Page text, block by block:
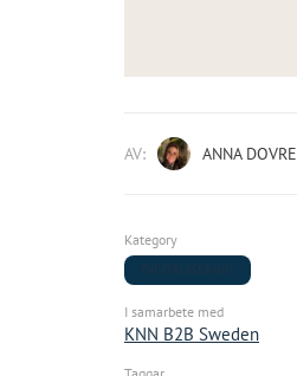
AV: ANNA DOVRE
Kategory
I samarbete med
KNN B2B Sweden